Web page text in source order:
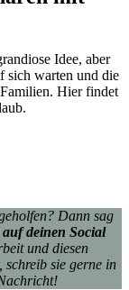
Idee, aber
sich warten und die
Hier findet
Dann sag
deinen Social
und diesen
schreib sie gerne in